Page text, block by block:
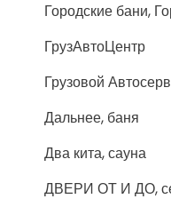
Городские бани,
ГрузАвтоЦентр
Грузовой
Дальнее, баня
Два кита, сауна
ДВЕРИ ОТ И ДО,